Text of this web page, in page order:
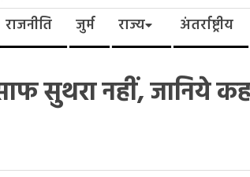
राजनीति जुर्म राज्य अंतर्राष्ट्रीय
सुथरा नहीं, जानिये